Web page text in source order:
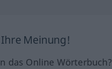
Ihre Meinung!
das Online Wörterbuch?